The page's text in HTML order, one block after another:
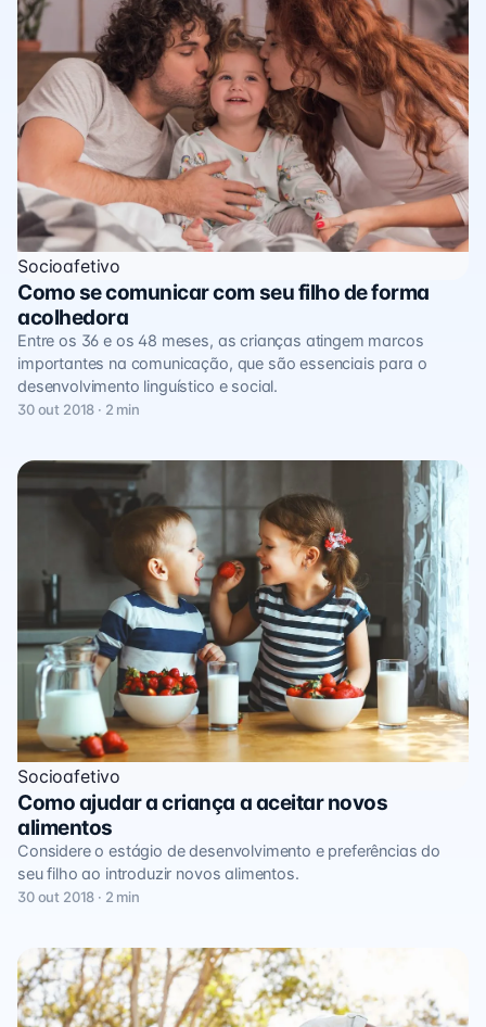
Socioafetivo
Como se comunicar com seu filho de forma
acolhedora
Entre os 36 e os 48 meses, as crianças atingem marcos
importantes na comunicação, que são essenciais para o
desenvolvimento linguístico e social.
30 out 2018 · 2 min
Socioafetivo
Como ajudar a criança a aceitar novos
alimentos
Considere o estágio de desenvolvimento e preferências do
seu filho ao introduzir novos alimentos.
30 out 2018 · 2 min